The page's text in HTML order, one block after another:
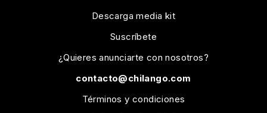
Descarga media kit
Suscríbete
¿Quieres anunciarte con nosotros?
contacto@chilango.com
Términos y condiciones